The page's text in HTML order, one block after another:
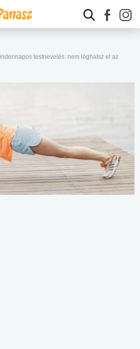
testnevelés: nem lóghatsz el az